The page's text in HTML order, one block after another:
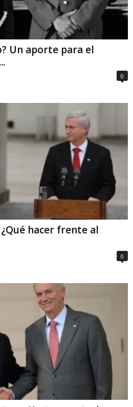
Un aporte para el
0
hacer frente al
0